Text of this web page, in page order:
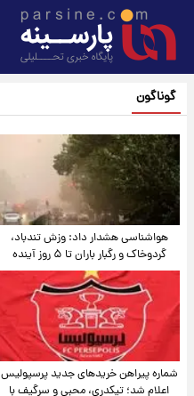
گوناگون
هواشناسی هشدار داد: وزش تندباد،
گردوخاک و رگبار باران تا ۵ روز آینده
شماره پیراهن خریدهای جدید پرسپولیس
اعلام شد؛ تیکدری، محبی و سرگیف با